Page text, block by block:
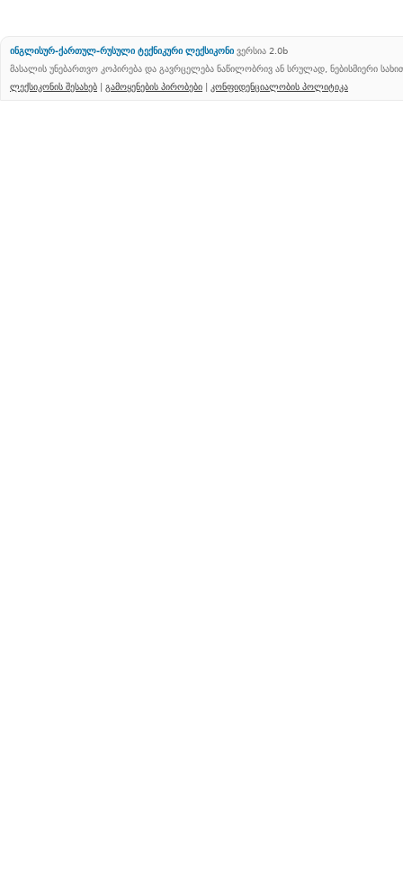
ინგლისურ-ქართულ-რუსული ტექნიკური ლექსიკონი ვერსია 2.0b
მასალის უნებართვო კოპირება და გავრცელება ნაწილობრივ ან სრულად, ნებისმიერი
ლექსიკონის შესახებ | გამოყენების პირობები | კონფიდენციალობის პოლიტიკა